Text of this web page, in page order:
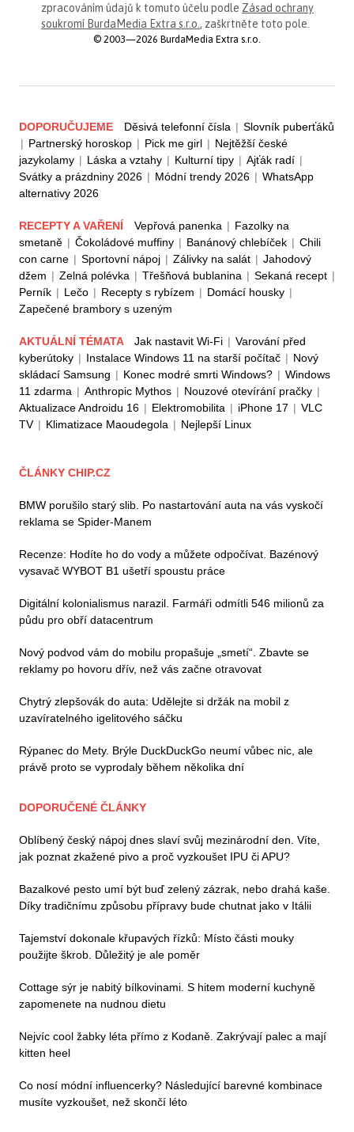
zpracováním údajů k tomuto účelu podle Zásad ochrany
soukromí BurdaMedia Extra s.r.o. , zaškrtněte toto pole.
© 2003—2026 BurdaMedia Extra s.r.o.
DOPORUČUJEME Děsivá telefonní čísla | Slovník puberťáků
| Partnerský horoskop | Pick me girl | Nejtěžší české
jazykolamy | Láska a vztahy | Kulturní tipy | Ajťák radí |
Svátky a prázdniny 2026 | Módní trendy 2026 | WhatsApp
alternativy 2026
RECEPTY A VAŘENÍ Vepřová panenka | Fazolky na
smetaně | Čokoládové muffiny | Banánový chlebíček | Chili
con carne | Sportovní nápoj | Zálivky na salát | Jahodový
džem | Zelná polévka | Třešňová bublanina | Sekaná recept |
Perník | Lečo | Recepty s rybízem | Domácí housky |
Zapečené brambory s uzeným
AKTUÁLNÍ TÉMATA Jak nastavit Wi-Fi | Varování před
kyberútoky | Instalace Windows 11 na starší počítač | Nový
skládací Samsung | Konec modré smrti Windows? | Windows
11 zdarma | Anthropic Mythos | Nouzové otevírání pračky |
Aktualizace Androidu 16 | Elektromobilita | iPhone 17 | VLC
TV | Klimatizace Maoudegola | Nejlepší Linux
ČLÁNKY CHIP.CZ
BMW porušilo starý slib. Po nastartování auta na vás vyskočí
reklama se Spider-Manem
Recenze: Hodíte ho do vody a můžete odpočívat. Bazénový
vysavač WYBOT B1 ušetří spoustu práce
Digitální kolonialismus narazil. Farmáři odmítli 546 milionů za
půdu pro obří datacentrum
Nový podvod vám do mobilu propašuje „smetí“. Zbavte se
reklamy po hovoru dřív, než vás začne otravovat
Chytrý zlepšovák do auta: Udělejte si držák na mobil z
uzavíratelného igelitového sáčku
Rýpanec do Mety. Brýle DuckDuckGo neumí vůbec nic, ale
právě proto se vyprodaly během několika dní
DOPORUČENÉ ČLÁNKY
Oblíbený český nápoj dnes slaví svůj mezinárodní den. Víte,
jak poznat zkažené pivo a proč vyzkoušet IPU či APU?
Bazalkové pesto umí být buď zelený zázrak, nebo drahá kaše.
Díky tradičnímu způsobu přípravy bude chutnat jako v Itálii
Tajemství dokonale křupavých řízků: Místo části mouky
použijte škrob. Důležitý je ale poměr
Cottage sýr je nabitý bílkovinami. S hitem moderní kuchyně
zapomenete na nudnou dietu
Nejvíc cool žabky léta přímo z Kodaně. Zakrývají palec a mají
kitten heel
Co nosí módní influencerky? Následující barevné kombinace
musíte vyzkoušet, než skončí léto